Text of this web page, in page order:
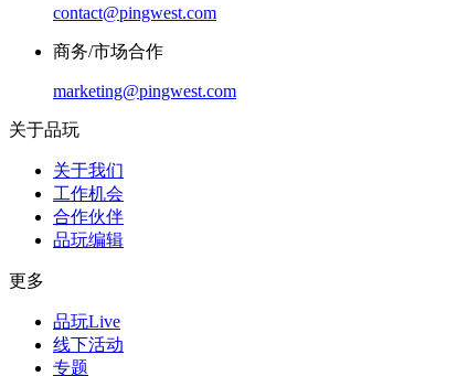
contact@pingwest.com
商务/市场合作
marketing@pingwest.com
关于品玩
关于我们
工作机会
合作伙伴
品玩编辑
更多
品玩Live
线下活动
专题